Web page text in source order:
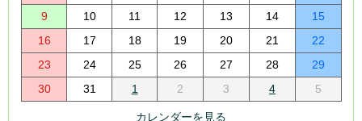
9
10 11 12 13 14
15
16
17 18 19 20 21
22
23
24 25 26 27 28
29
30
31 1 2 3 4 5
カレンダーを見る